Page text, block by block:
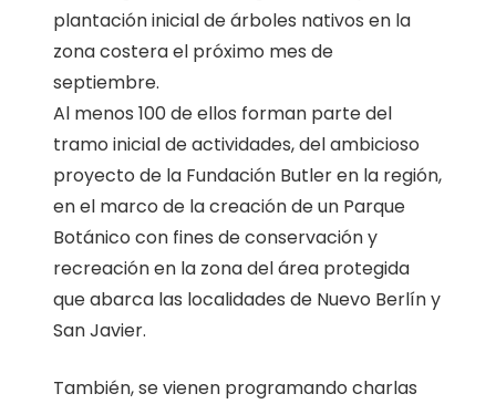
plantación inicial de árboles nativos en la
zona costera el próximo mes de
septiembre.
Al menos 100 de ellos forman parte del
tramo inicial de actividades, del ambicioso
proyecto de la Fundación Butler en la región,
en el marco de la creación de un Parque
Botánico con fines de conservación y
recreación en la zona del área protegida
que abarca las localidades de Nuevo Berlín y
San Javier.
También, se vienen programando charlas